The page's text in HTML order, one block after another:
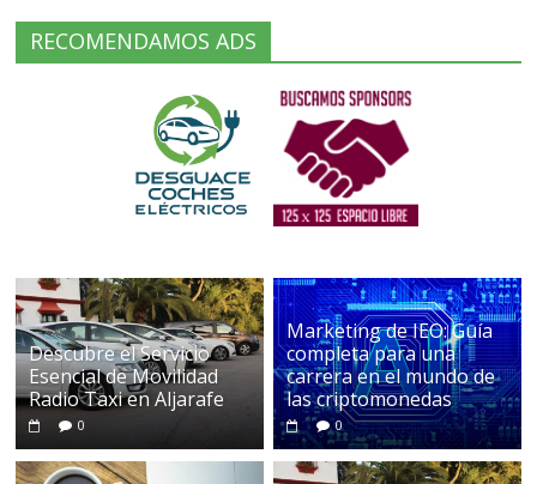
RECOMENDAMOS ADS
Descubre el Servicio
Esencial de Movilidad
Radio Taxi en Aljarafe
0
Marketing de IEO: Guía
completa para una
carrera en el mundo de
las criptomonedas
0